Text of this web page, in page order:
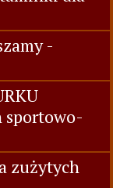
-
sportowo-
zużytych